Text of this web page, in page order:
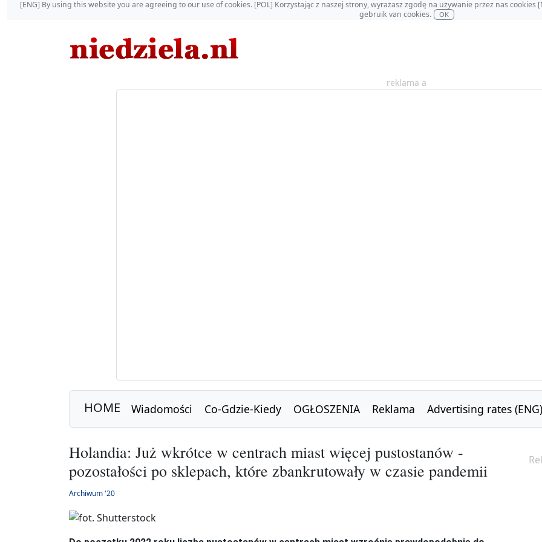
[ENG] By using this website you are agreeing to our use of cookies. [POL] Korzystając z naszej strony, wyrażasz zgodę na używanie przez nas
gebruik van cookies.
OK
reklama a
HOME Wiadomości Co-Gdzie-Kiedy OGŁOSZENIA Reklama Advertising rates (ENG)
Holandia: Już wkrótce w centrach miast więcej pustostanów -
pozostałości po sklepach, które zbankrutowały w czasie pandemii
Archiwum '20